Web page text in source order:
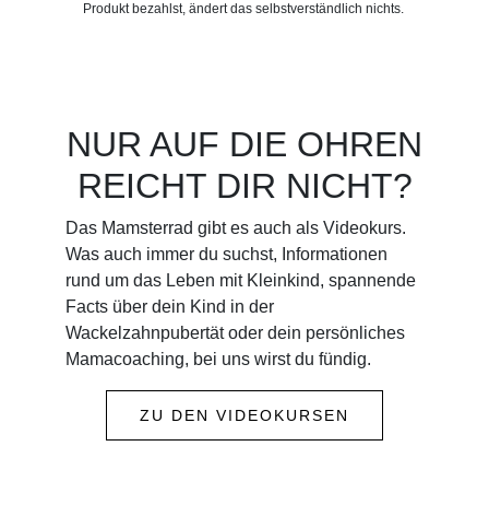
Produkt bezahlst, ändert das selbstverständlich nichts.
NUR AUF DIE OHREN
REICHT DIR NICHT?
Das Mamsterrad gibt es auch als Videokurs.
Was auch immer du suchst, Informationen
rund um das Leben mit Kleinkind, spannende
Facts über dein Kind in der
Wackelzahnpubertät oder dein persönliches
Mamacoaching, bei uns wirst du fündig.
ZU DEN VIDEOKURSEN